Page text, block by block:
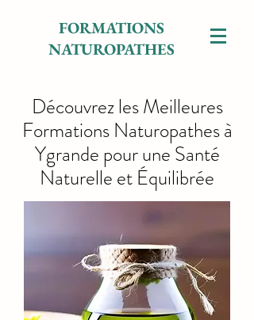
FORMATIONS
NATUROPATHES
Découvrez les Meilleures
Formations Naturopathes à
Ygrande pour une Santé
Naturelle et Équilibrée